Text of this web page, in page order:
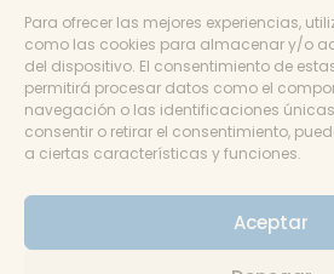
Para ofrecer las mejores experiencias,
como las cookies para almacenar y/o
del dispositivo. El consentimiento de
permitirá procesar datos como el
navegación o las identificaciones únicas
consentir o retirar el consentimiento,
a ciertas características y funciones.
Aceptar
Política de cookies
Consentimiento
Aviso